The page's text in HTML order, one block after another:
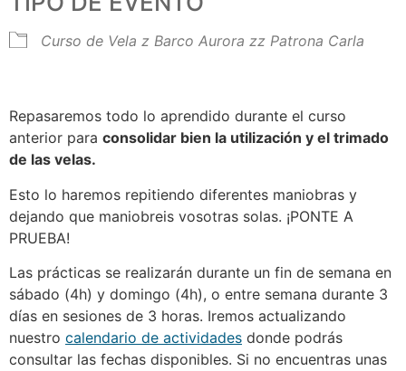
Curso de Vela z Barco Aurora zz Patrona Carla
Repasaremos todo lo aprendido durante el curso
anterior para consolidar bien la utilización y el trimado
de las velas.
Esto lo haremos repitiendo diferentes maniobras y
dejando que maniobreis vosotras solas. ¡PONTE A
PRUEBA!
Las prácticas se realizarán durante un fin de semana en
sábado (4h) y domingo (4h), o entre semana durante 3
días en sesiones de 3 horas. Iremos actualizando
nuestro calendario de actividades donde podrás
consultar las fechas disponibles. Si no encuentras unas